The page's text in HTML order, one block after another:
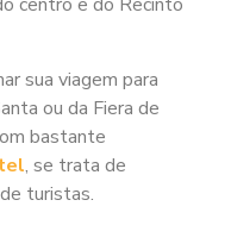
sua viagem para
ou da Fiera de
bastante
, se trata de
turistas.